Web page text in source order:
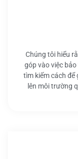
Chúng tôi hiểu
góp vào việc
tìm kiếm cách để
lên môi trường